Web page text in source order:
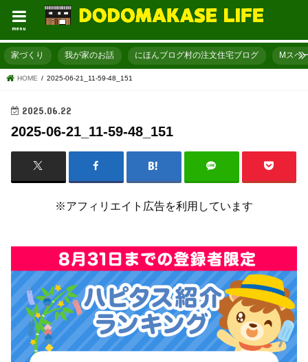
menu
家づくり 我が家のお話 にほんブログ村の注文住宅ブログ Mスペ
HOME 2025-06-21_11-59-48_151
2025.06.22
2025-06-21_11-59-48_151
※アフィリエイト広告を利用しています